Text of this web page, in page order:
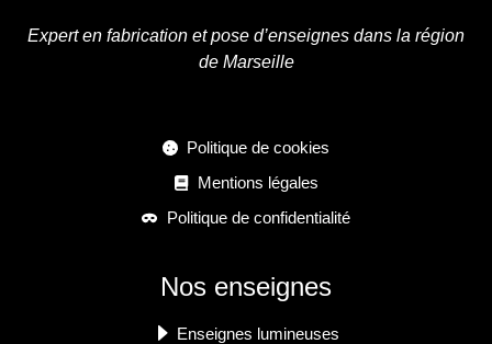
Expert en fabrication et pose d’enseignes dans la région
de Marseille
Politique de cookies
Mentions légales
Politique de confidentialité
Nos enseignes
Enseignes lumineuses